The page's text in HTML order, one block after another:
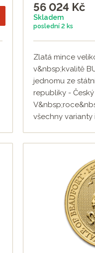
56 024 Kč
Skladem
poslední 2 ks
Zlatá mince
v&nbsp;kvalitě
jednomu ze
republiky -
všechny varianty